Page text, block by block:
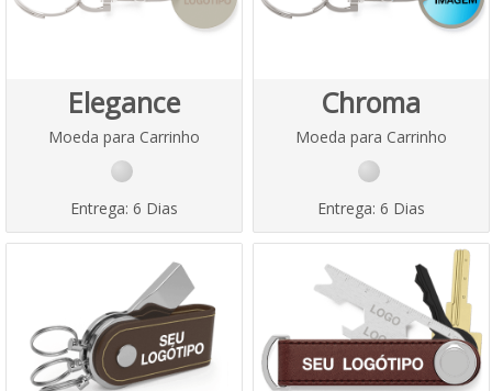
Elegance
Moeda para Carrinho
Entrega: 6 Dias
Chroma
Moeda para Carrinho
Entrega: 6 Dias